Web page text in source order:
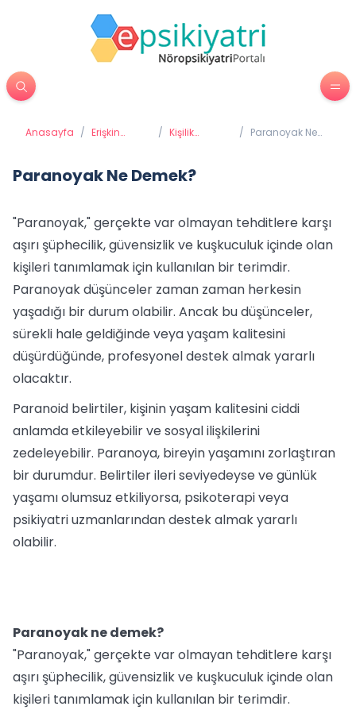
Anasayfa / Erişkin
/ Kişilik
/ Paranoyak Ne
Paranoyak Ne Demek?
"Paranoyak," gerçekte var olmayan tehditlere karşı
aşırı şüphecilik, güvensizlik ve kuşkuculuk içinde olan
kişileri tanımlamak için kullanılan bir terimdir.
Paranoyak düşünceler zaman zaman herkesin
yaşadığı bir durum olabilir. Ancak bu düşünceler,
sürekli hale geldiğinde veya yaşam kalitesini
düşürdüğünde, profesyonel destek almak yararlı
olacaktır.
Paranoid belirtiler, kişinin yaşam kalitesini ciddi
anlamda etkileyebilir ve sosyal ilişkilerini
zedeleyebilir. Paranoya, bireyin yaşamını zorlaştıran
bir durumdur. Belirtiler ileri seviyedeyse ve günlük
yaşamı olumsuz etkiliyorsa, psikoterapi veya
psikiyatri uzmanlarından destek almak yararlı
olabilir.
Paranoyak ne demek?
"Paranoyak," gerçekte var olmayan tehditlere karşı
aşırı şüphecilik, güvensizlik ve kuşkuculuk içinde olan
kişileri tanımlamak için kullanılan bir terimdir.